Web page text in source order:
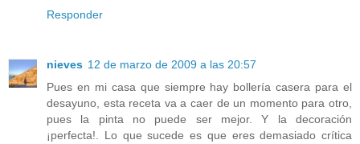
Responder
nieves 12 de marzo de 2009 a las 20:57
Pues en mi casa que siempre hay bollería casera para el
desayuno, esta receta va a caer de un momento para otro,
pues la pinta no puede ser mejor. Y la decoración
¡perfecta!. Lo que sucede es que eres demasiado crítica